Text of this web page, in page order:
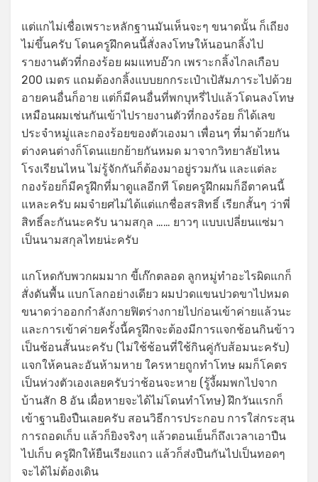
แต่แกไม่เชื่อเพราะหลักฐานมันเห็นจะๆ ขนาดนั้น ก็เถียง
ไม่ขึ้นครับ โดนครูฝึกคนนี้สั่งลงโทษให้นอนกลิ้งไป
รายงานตัวที่กองร้อย ผมแทบอ๊วก เพราะกลิ้งไกลเกือบ
200 เมตร แถมต้องกลิ้งแบบยกกระเป๋าเป้สัมภาระไปด้วย
อายคนอื่นก็อาย แต่ก็มีคนอื่นที่พกบุหรี่ไปแล้วโดนลงโทษ
เหมือนผมเช่นกันเข้าไปรายงานตัวที่กองร้อย ก็ได้เลข
ประจำหมู่และกองร้อยของตัวเองมา เพื่อนๆ ที่มาด้วยกัน
ต่างคนต่างก็โดนแยกย้ายกันหมด มาจากวิทยาลัยไหน
โรงเรียนไหน ไม่รู้จักกันก็ต้องมาอยู่รวมกัน และแต่ละ
กองร้อยก็มีครูฝึกที่มาดูแลอีกที โดยครูฝึกผมก็อีตาคนนี้
แหละครับ ผมจำยศไม่ได้แต่แกชื่อสรสิทธิ์ เรียกสั้นๆ ว่าพี่
สิทธิ์ละกันนะครับ นามสกุล …… ยาวๆ แบบเปลี่ยนแซ่มา
เป็นนามสกุลไทยน่ะครับ
แกโหดกับพวกผมมาก ขี้เก๊กตลอด ลูกหมู่ทำอะไรผิดแกก็
สั่งดันพื้น แบกโลกอย่างเดียว ผมปวดแขนปวดขาไปหมด
ขนาดว่าออกกำลังกายฟิตร่างกายไปก่อนเข้าค่ายแล้วนะ
และการเข้าค่ายครั้งนี้ครูฝึกจะต้องมีการแจกช้อนกินข้าว
เป็นช้อนสั้นนะครับ (ไม่ใช้ช้อนที่ใช้กินคู่กับส้อมนะครับ)
แจกให้คนละอันห้ามหาย ใครหายถูกทำโทษ ผมก็โคตร
เป็นห่วงตัวเองเลยครับว่าช้อนจะหาย (รู้งี้ผมพกไปจาก
บ้านสัก 8 อัน เผื่อหายจะได้ไม่โดนทำโทษ) ฝึกวันแรกก็
เข้าฐานยิงปืนเลยครับ สอนวิธีการประกอบ การใส่กระสุน
การถอดเก็บ แล้วก็ยิงจริงๆ แล้วตอนเย็นก็ถึงเวลาเอาปืน
ไปเก็บ ครูฝึกให้ยืนเรียงแถว แล้วก็ส่งปืนกันไปเป็นทอดๆ
จะได้ไม่ต้องเดิน